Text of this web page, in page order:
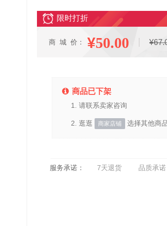
限时打折
商 城 价： ¥50.00
商品已下架
1. 请联系卖家咨询
2. 逛逛 商家店铺 选择其他商
服务承诺： 7天退货 品质承诺